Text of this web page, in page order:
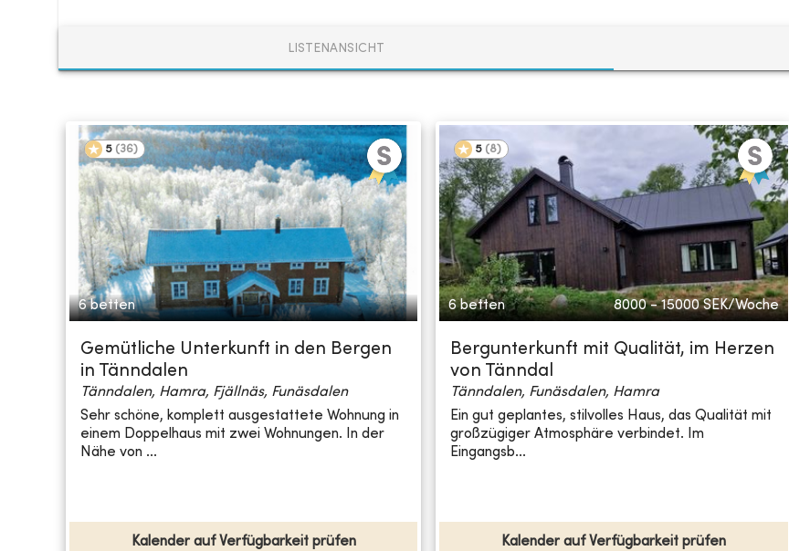
LISTENANSICHT
5 (36)
6 betten
Gemütliche Unterkunft in den Bergen
in Tänndalen
Tänndalen, Hamra, Fjällnäs, Funäsdalen
Sehr schöne, komplett ausgestattete Wohnung in
einem Doppelhaus mit zwei Wohnungen. In der
Nähe von ...
Kalender auf Verfügbarkeit prüfen
5 (8)
6 betten 8000 - 15000 SEK/Woche
Bergunterkunft mit Qualität, im Herzen
von Tänndal
Tänndalen, Funäsdalen, Hamra
Ein gut geplantes, stilvolles Haus, das Qualität mit
großzügiger Atmosphäre verbindet. Im
Eingangsb...
Kalender auf Verfügbarkeit prüfen